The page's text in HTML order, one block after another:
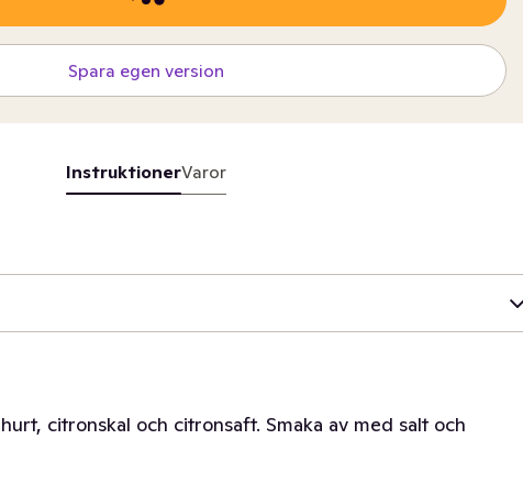
Spara egen version
InstruktionerVaror
citronskal och citronsaft. Smaka av med salt och